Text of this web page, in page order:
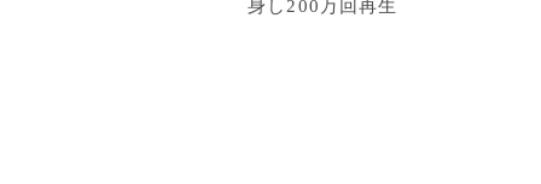
身し200万回再生